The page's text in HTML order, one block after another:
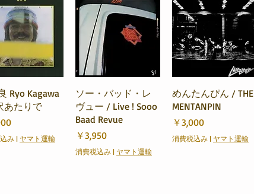
ックビュー
Ryo Kagawa
あたりで
み| ヤマト運輸
クイックビュー
ソー・バッド・レ
ヴュー / Live ! Sooo
Baad Revue
価格
￥3,950
消費税込み| ヤマト運輸
クイックビュー
めんたんぴん / THE
MENTANPIN
価格
￥3,000
消費税込み| ヤマト運輸